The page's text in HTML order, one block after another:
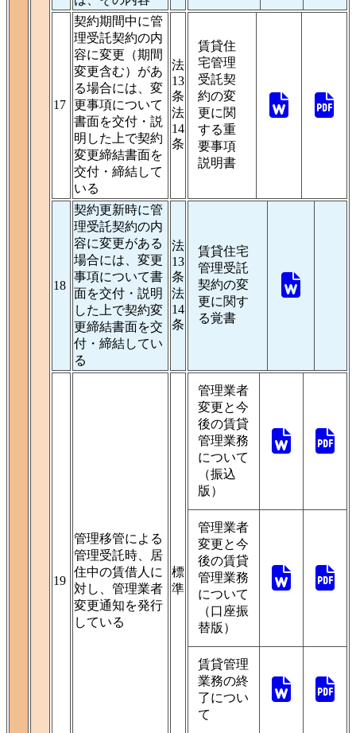
17
契約期間中に管
理受託契約の内
容に変更（期間
変更含む）があ
る場合には、変
更事項について
書面を交付・説
明した上で契約
変更締結書面を
交付・締結して
いる
法
13
条
法
14
条
賃貸住
宅管理
受託契
約の変
更に関
する重
要事項
説明書
18
契約更新時に管
理受託契約の内
容に変更がある
場合には、変更
事項について書
面を交付・説明
した上で契約変
更締結書面を交
付・締結してい
る
法
13
条
法
14
条
賃貸住宅
管理受託
契約の変
更に関す
る覚書
19
管理移管による
管理受託時、居
住中の賃借人に
対し、管理業者
変更通知を発行
している
標
準
管理業者
変更と今
後の賃貸
管理業務
について
（振込
版）
管理業者
変更と今
後の賃貸
管理業務
について
（口座振
替版）
賃貸管理
業務の終
了につい
て